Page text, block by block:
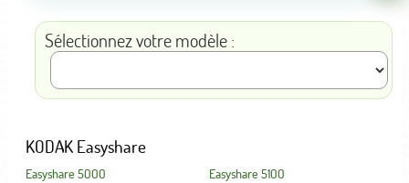
Sélectionnez votre modèle :
KODAK Easyshare
Easyshare 5000
Easyshare 5100